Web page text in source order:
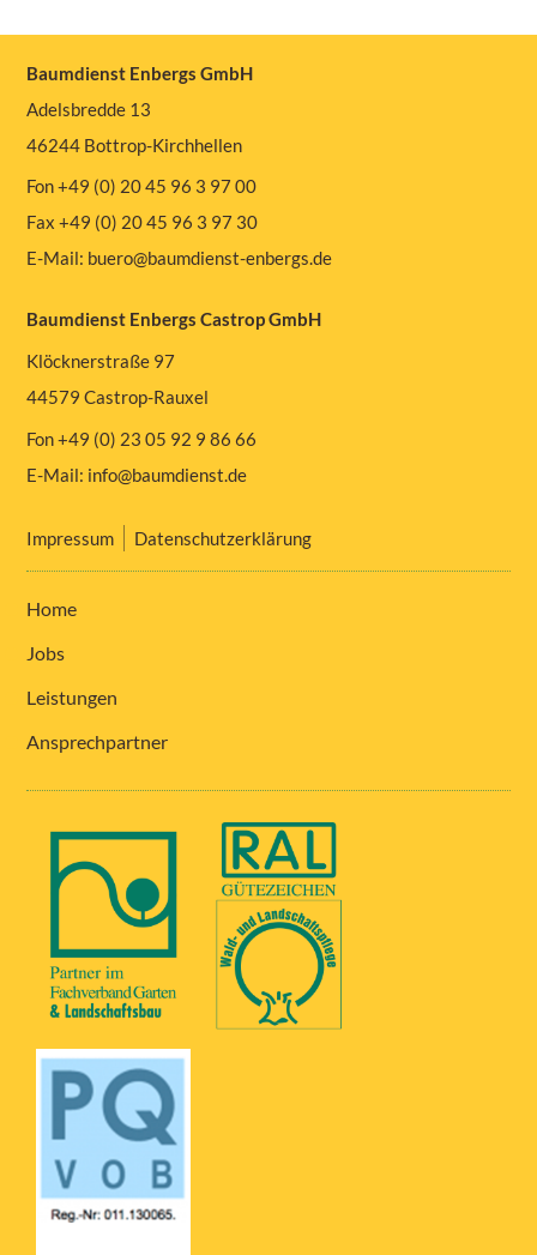
Baumdienst Enbergs GmbH
Adelsbredde 13
46244 Bottrop-Kirchhellen
Fon +49 (0) 20 45 96 3 97 00
Fax +49 (0) 20 45 96 3 97 30
E-Mail: buero@baumdienst-enbergs.de
Baumdienst Enbergs Castrop GmbH
Klöcknerstraße 97
44579 Castrop-Rauxel
Fon +49 (0) 23 05 92 9 86 66
E-Mail: info@baumdienst.de
Impressum Datenschutzerklärung
Home
Jobs
Leistungen
Ansprechpartner